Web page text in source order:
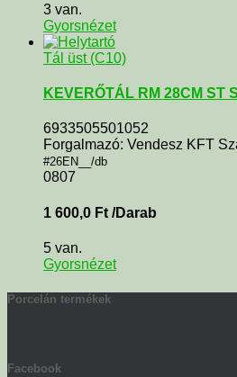
3 van.
Gyorsnézet
Tál üst (C10)
KEVERŐTÁL RM 28CM ST
6933505501052
Forgalmazó: Vendesz KFT
#26EN__/db
0807
1 600,0 Ft /Darab
5 van.
Gyorsnézet
Porcelán termékek
Facebook